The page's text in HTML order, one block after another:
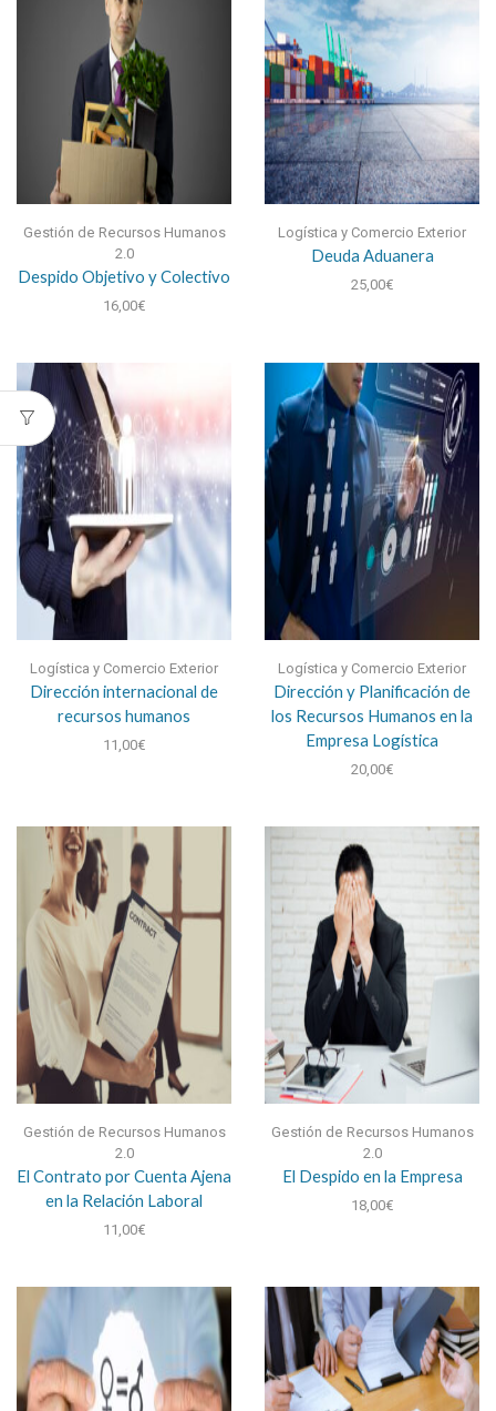
Gestión de Recursos Humanos
2.0
Despido Objetivo y Colectivo
16,00€
Logística y Comercio Exterior
Deuda Aduanera
25,00€
Logística y Comercio Exterior
Dirección internacional de
recursos humanos
11,00€
Logística y Comercio Exterior
Dirección y Planificación de
los Recursos Humanos en la
Empresa Logística
20,00€
Gestión de Recursos Humanos
2.0
El Contrato por Cuenta Ajena
en la Relación Laboral
11,00€
Gestión de Recursos Humanos
2.0
El Despido en la Empresa
18,00€